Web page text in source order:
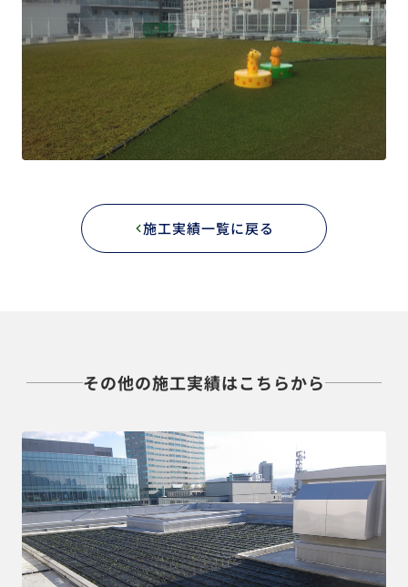
施工実績一覧に戻る
その他の施工実績はこちらから